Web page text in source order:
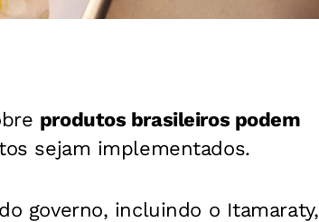
produtos brasileiros podem
sejam implementados.
governo, incluindo o Itamaraty,